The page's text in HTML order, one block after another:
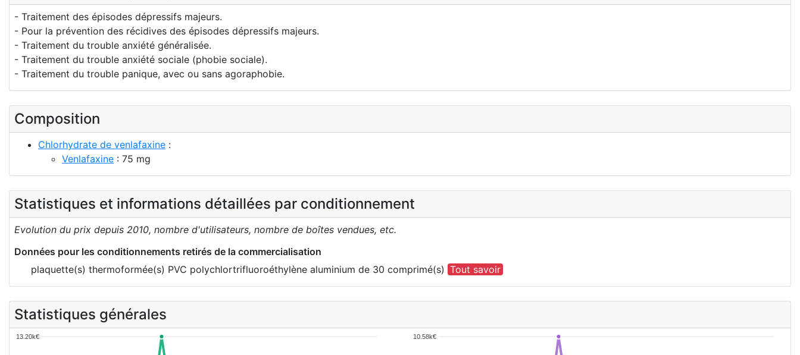
- Traitement des épisodes dépressifs majeurs.
- Pour la prévention des récidives des épisodes dépressifs majeurs.
- Traitement du trouble anxiété généralisée.
- Traitement du trouble anxiété sociale (phobie sociale).
- Traitement du trouble panique, avec ou sans agoraphobie.
Composition
Chlorhydrate de venlafaxine :
Venlafaxine : 75 mg
Statistiques et informations détaillées par conditionnement
Evolution du prix depuis 2010, nombre d'utilisateurs, nombre de boîtes vendues, etc.
Données pour les conditionnements retirés de la commercialisation
plaquette(s) thermoformée(s) PVC polychlortrifluoroéthylène aluminium de 30 comprimé(s) Tout savoir
Statistiques générales
13.20k€ 10.58k€